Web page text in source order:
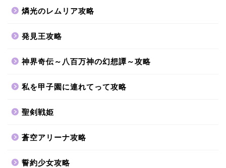
燐光のレムリア攻略
発見王攻略
神界奇伝～八百万神の幻想譚～攻略
私を甲子園に連れてって攻略
聖剣戦姫
蒼空アリーナ攻略
誓約少女攻略